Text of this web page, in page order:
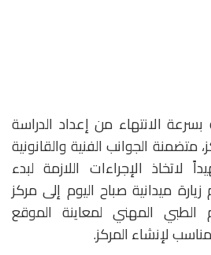
الانتهاء من إعداد الدراسة
متضمنة الجوانب الفنية والقانونية
لاتخاذ الإجراءات اللازمة لبدء
زيارة ميدانية صباح اليوم إلى مركز
الطبي المهني لمعاينة الموقع
لإنشاء المركز.